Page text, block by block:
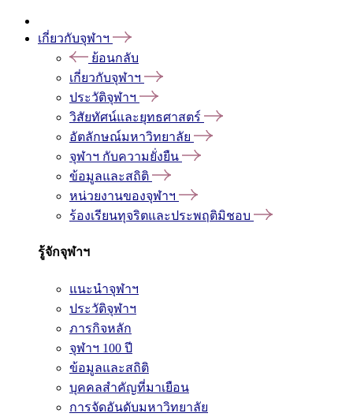
เกี่ยวกับจุฬาฯ
ย้อนกลับ
เกี่ยวกับจุฬาฯ
ประวัติจุฬาฯ
วิสัยทัศน์และยุทธศาสตร์
อัตลักษณ์มหาวิทยาลัย
จุฬาฯ กับความยั่งยืน
ข้อมูลและสถิติ
หน่วยงานของจุฬาฯ
ร้องเรียนทุจริตและประพฤติมิชอบ
รู้จักจุฬาฯ
แนะนำจุฬาฯ
ประวัติจุฬาฯ
ภารกิจหลัก
จุฬาฯ 100 ปี
ข้อมูลและสถิติ
บุคคลสำคัญที่มาเยือน
การจัดอันดับมหาวิทยาลัย